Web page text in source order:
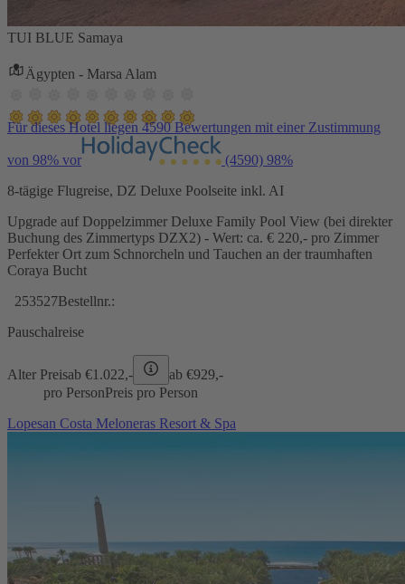
TUI BLUE Samaya
Ägypten - Marsa Alam
Für dieses Hotel liegen 4590 Bewertungen mit einer Zustimmung
von 98% vor (4590) 98%
8-tägige Flugreise, DZ Deluxe Poolseite inkl. AI
Upgrade auf Doppelzimmer Deluxe Family Pool View (bei direkter
Buchung des Zimmertyps DZX2) - Wert: ca. € 220,- pro Zimmer
Perfekter Ort zum Schnorcheln und Tauchen an der traumhaften
Coraya Bucht
253527Bestellnr.:
Pauschalreise
Alter Preisab €1.022,- ab €929,-
pro PersonPreis pro Person
Lopesan Costa Meloneras Resort & Spa